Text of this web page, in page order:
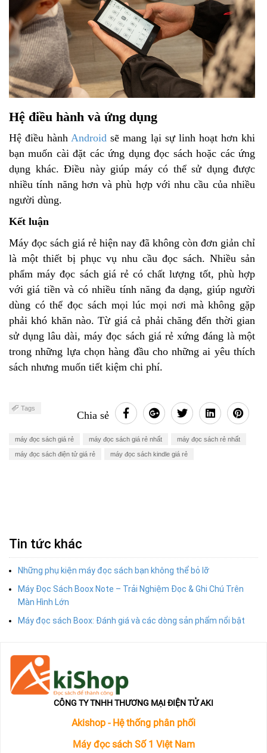
Hệ điều hành và ứng dụng
Hệ điều hànhAndroid sẽ mang lại sự linh hoạt hơn khi
bạn muốn cài đặt các ứng dụng đọc sách hoặc các ứng
dụng khác. Điều này giúp máy có thể sử dụng được
nhiều tính năng hơn và phù hợp với nhu cầu của nhiều
người dùng.
Kết luận
Máy đọc sách giá rẻ hiện nay đã không còn đơn giản chỉ
là một thiết bị phục vụ nhu cầu đọc sách. Nhiều sản
phẩm máy đọc sách giá rẻ có chất lượng tốt, phù hợp
với giá tiền và có nhiều tính năng đa dạng, giúp người
dùng có thể đọc sách mọi lúc mọi nơi mà không gặp
phải khó khăn nào. Từ giá cả phải chăng đến thời gian
sử dụng lâu dài, máy đọc sách giá rẻ xứng đáng là một
trong những lựa chọn hàng đầu cho những ai yêu thích
sách nhưng muốn tiết kiệm chi phí.
Chia sẻ
Tags
máy đọc sách giá rẻ máy đọc sách giá rẻ nhất máy đọc sách rẻ nhất
máy đọc sách điện tử giá rẻ máy đọc sách kindle giá rẻ
Tin tức khác
Những phụ kiện máy đọc sách bạn không thể bỏ lỡ
Máy Đọc Sách Boox Note – Trải Nghiệm Đọc & Ghi Chú Trên
Màn Hình Lớn
Máy đọc sách Boox: Đánh giá và các dòng sản phẩm nổi bật
CÔNG TY TNHH THƯƠNG MẠI ĐIỆN TỬ AKI
Akishop - Hệ thống phân phối
Máy đọc sách Số 1 Việt Nam